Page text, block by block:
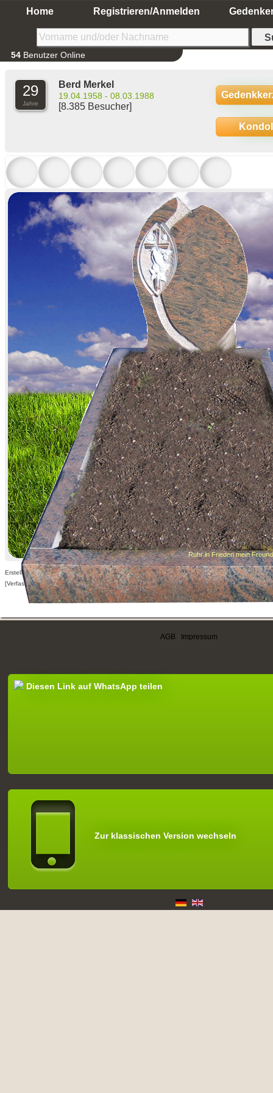
Home Registrieren/Anmelden
54 Benutzer Online
29
Jahre
Berd Merkel
19.04.1958 - 08.03.1988
[8.385 Besucher]
Ruhr in Frieden mein Freund
Erstellt am 30.08.2012,
[Verfasser nur für angemeldete Benutzer sichtbar]
AGB Impressum
Diesen Link auf WhatsApp teilen
Zur klassischen Version wechseln